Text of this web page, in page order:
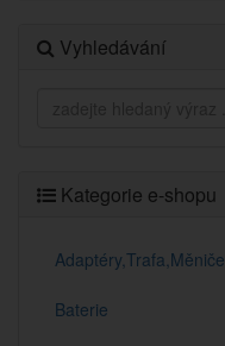
Vyhledávání
Kategorie e-shopu
Adaptéry,Trafa,Měniče
Baterie